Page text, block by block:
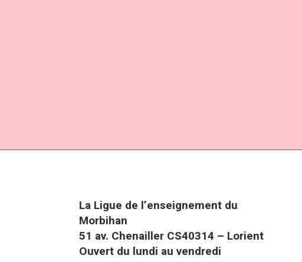
La Ligue de l’enseignement du
Morbihan
51 av. Chenailler CS40314 – Lorient
Ouvert du lundi au vendredi